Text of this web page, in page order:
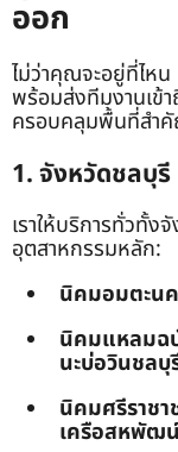
ออก
ไม่ว่าคุณจะอยู่ที่ไหน
พร้อมส่งทีมงานเข้
ครอบคลุมพื้นที่สำ
1. จังหวัดชลบุ
เราให้บริการทั่วทั้ง
อุตสาหกรรมหลัก:
นิคมอมตะน
นิคมแหลมฉ
นะบ่อวินชลบุ
นิคมศรีราชา
เครือสหพัฒ